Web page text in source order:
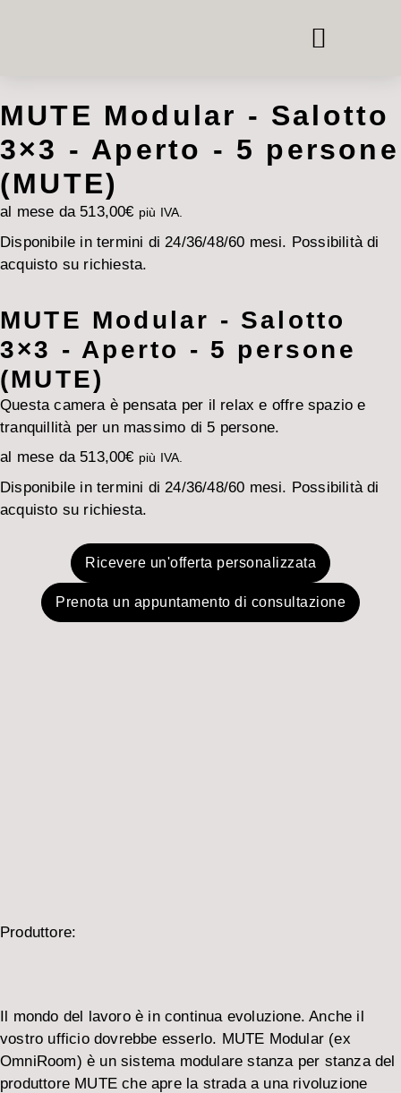
MUTE Modular - Salotto
3×3 - Aperto - 5 persone
(MUTE)
al mese da 513,00€ più IVA.
Disponibile in termini di 24/36/48/60 mesi. Possibilità di
acquisto su richiesta.
MUTE Modular - Salotto
3×3 - Aperto - 5 persone
(MUTE)
Questa camera è pensata per il relax e offre spazio e
tranquillità per un massimo di 5 persone.
al mese da 513,00€ più IVA.
Disponibile in termini di 24/36/48/60 mesi. Possibilità di
acquisto su richiesta.
Ricevere un'offerta personalizzata
Prenota un appuntamento di consultazione
Produttore:
Il mondo del lavoro è in continua evoluzione. Anche il
vostro ufficio dovrebbe esserlo. MUTE Modular (ex
OmniRoom) è un sistema modulare stanza per stanza del
produttore MUTE che apre la strada a una rivoluzione